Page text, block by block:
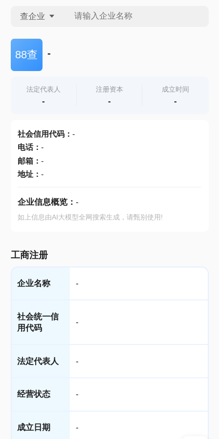
查企业
查企业
查产地
88查 -
法定代表人
-
注册资本
-
成立时间
-
社会信用代码： -
电话： -
邮箱： -
地址： -
企业信息概览： -
如上信息由AI大模型全网搜索生成，请甄别使用!
工商注册
企业名称 -
社会统一信
用代码
-
法定代表人 -
经营状态 -
成立日期 -